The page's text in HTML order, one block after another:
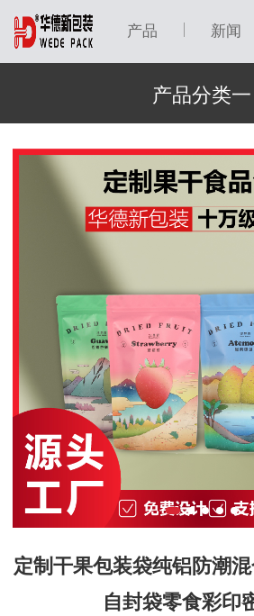
产品 新闻
产品分类一
定制干果包装袋纯铝防潮
自封袋零食彩印